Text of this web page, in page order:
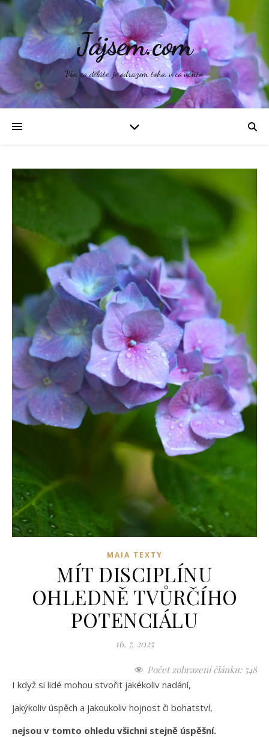
Jájsem.com
Vše, co děláte, je odrazem toho, v co věříte.
MAIA TEXTY
MÍT DISCIPLÍNU
OHLEDNĚ TVŮRČÍHO
POTENCIÁLU
16. 7. 2025
Počet zobrazení článku: 548
I když si lidé mohou stvořit jakékoliv nadání,
jakýkoliv úspěch a jakoukoliv hojnost či bohatství,
nejsou v tomto ohledu všichni stejně úspěšní.